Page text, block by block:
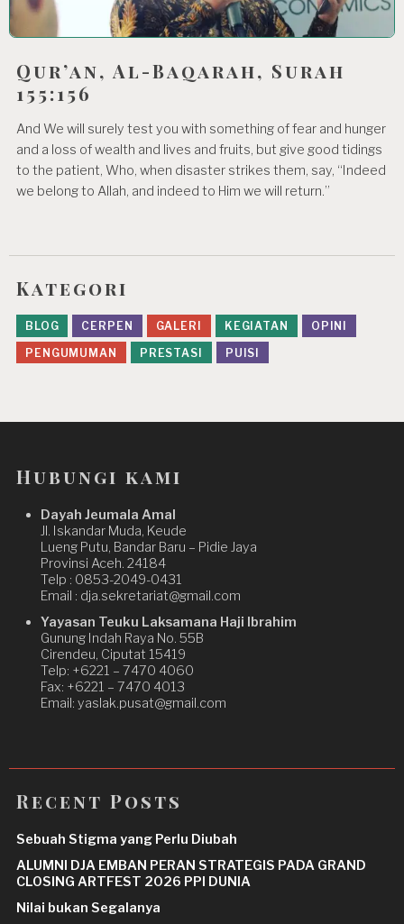
Qur’an, Al-Baqarah, Surah
155:156
And We will surely test you with something of fear and hunger
and a loss of wealth and lives and fruits, but give good tidings
to the patient, Who, when disaster strikes them, say, “Indeed
we belong to Allah, and indeed to Him we will return.”
Kategori
BLOG CERPEN GALERI KEGIATAN
OPINI
PENGUMUMAN
PRESTASI PUISI
Hubungi kami
Dayah Jeumala Amal
Jl. Iskandar Muda, Keude
Lueng Putu, Bandar Baru – Pidie Jaya
Provinsi Aceh. 24184
Telp : 0853-2049-0431
Email : dja.sekretariat@gmail.com
Yayasan Teuku Laksamana Haji Ibrahim
Gunung Indah Raya No. 55B
Cirendeu, Ciputat 15419
Telp: +6221 – 7470 4060
Fax: +6221 – 7470 4013
Email: yaslak.pusat@gmail.com
Recent Posts
Sebuah Stigma yang Perlu Diubah
ALUMNI DJA EMBAN PERAN STRATEGIS PADA GRAND
CLOSING ARTFEST 2026 PPI DUNIA
Nilai bukan Segalanya